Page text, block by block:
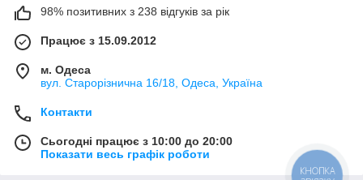
98% позитивних з 238 відгуків за рік
Працює з 15.09.2012
м. Одеса
вул. Старорізнична 16/18, Одеса, Україна
Контакти
Сьогодні працює з 10:00 до 20:00
Показати весь графік роботи
КНОПКА